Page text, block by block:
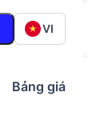
VI
Bảng giá